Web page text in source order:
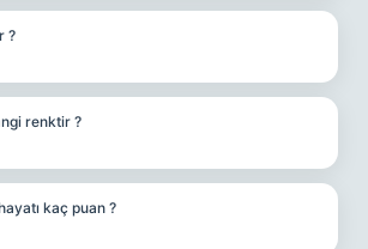
?
renktir ?
kaç puan ?